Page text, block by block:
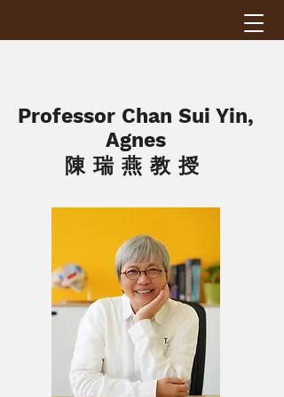
Professor Chan Sui Yin,
Agnes
陳瑞燕教授